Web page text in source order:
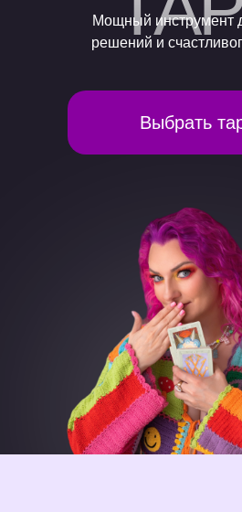
Мощный инструмент
решений и
Выбрать